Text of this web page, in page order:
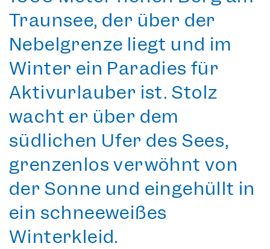
Traunsee, der über der
Nebelgrenze liegt und im
Winter ein Paradies für
Aktivurlauber ist. Stolz
wacht er über dem
südlichen Ufer des Sees,
grenzenlos verwöhnt von
der Sonne und eingehüllt in
ein schneeweißes
Winterkleid.